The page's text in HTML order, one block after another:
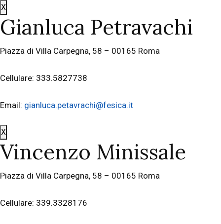
X
Gianluca Petravachi
Piazza di Villa Carpegna, 58 – 00165 Roma
Cellulare: 333.5827738
Email: gianluca.petavrachi@fesica.it
X
Vincenzo Minissale
Piazza di Villa Carpegna, 58 – 00165 Roma
Cellulare: 339.3328176